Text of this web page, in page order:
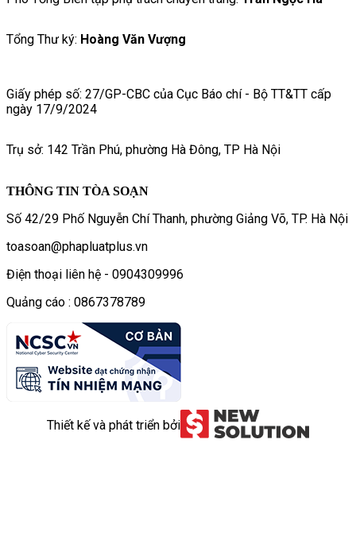
Tổng Thư ký: Hoàng Văn Vượng
Giấy phép số: 27/GP-CBC của Cục Báo chí - Bộ TT&TT cấp
ngày 17/9/2024
Trụ sở: 142 Trần Phú, phường Hà Đông, TP Hà Nội
THÔNG TIN TÒA SOẠN
Số 42/29 Phố Nguyễn Chí Thanh, phường Giảng Võ, TP. Hà Nội
toasoan@phapluatplus.vn
Điện thoại liên hệ - 0904309996
Quảng cáo : 0867378789
Thiết kế và phát triển bởi